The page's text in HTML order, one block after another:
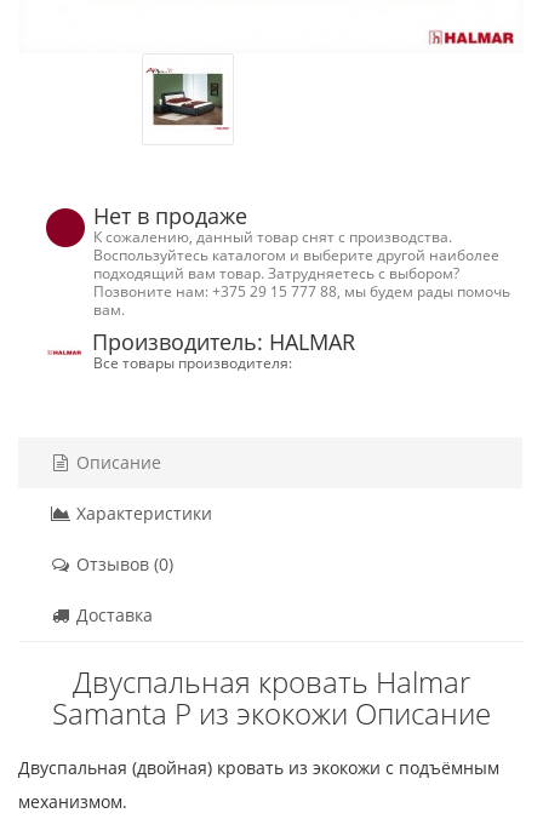
Нет в продаже
К сожалению, данный товар снят с производства.
Воспользуйтесь каталогом и выберите другой наиболее
подходящий вам товар. Затрудняетесь с выбором?
Позвоните нам: +375 29 15 777 88, мы будем рады помочь
вам.
Производитель: HALMAR
Все товары производителя:
Описание
Характеристики
Отзывов (0)
Доставка
Двуспальная кровать Halmar
Samanta P из экокожи Описание
Двуспальная (двойная) кровать из экокожи с подъёмным
механизмом.